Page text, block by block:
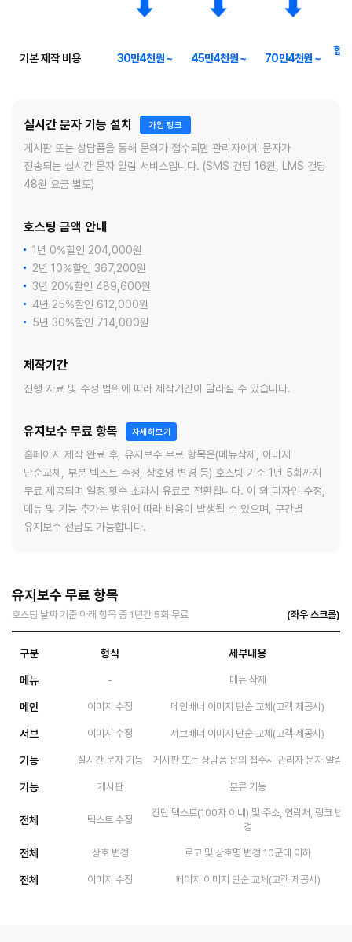
기본 제작 비용 30만4천원 ~ 45만4천원 ~ 70만4천원 ~
협
실시간 문자 기능 설치 가입 링크
게시판 또는 상담폼을 통해 문의가 접수되면 관리자에게 문자가
전송되는 실시간 문자 알림 서비스입니다. (SMS 건당 16원, LMS 건당
48원 요금 별도)
호스팅 금액 안내
1년 0%할인 204,000원
2년 10%할인 367,200원
3년 20%할인 489,600원
4년 25%할인 612,000원
5년 30%할인 714,000원
제작기간
진행 자료 및 수정 범위에 따라 제작기간이 달라질 수 있습니다.
유지보수 무료 항목 자세히보기
홈페이지 제작 완료 후, 유지보수 무료 항목은(메뉴삭제, 이미지
단순교체, 부분 텍스트 수정, 상호명 변경 등) 호스팅 기준 1년 5회까지
무료 제공되며 일정 횟수 초과시 유료로 전환됩니다. 이 외 디자인 수정,
메뉴 및 기능 추가는 범위에 따라 비용이 발생될 수 있으며, 구간별
유지보수 선납도 가능합니다.
유지보수 무료 항목
호스팅 날짜 기준 아래 항목 중 1년간 5회 무료
구분 형식 세부내용
메뉴 - 메뉴 삭제
메인 이미지 수정 메인배너 이미지 단순 교체(고객 제공시)
서브 이미지 수정 서브배너 이미지 단순 교체(고객 제공시)
기능 실시간 문자 기능 게시판 또는 상담폼 문의 접수시 관리자 문자 알림
기능 게시판 분류 기능
전체 텍스트 수정
간단 텍스트(100자 이내) 및 주소, 연락처, 링크 변
경
전체 상호 변경 로고 및 상호명 변경 10군데 이하
전체 이미지 수정 페이지 이미지 단순 교체(고객 제공시)